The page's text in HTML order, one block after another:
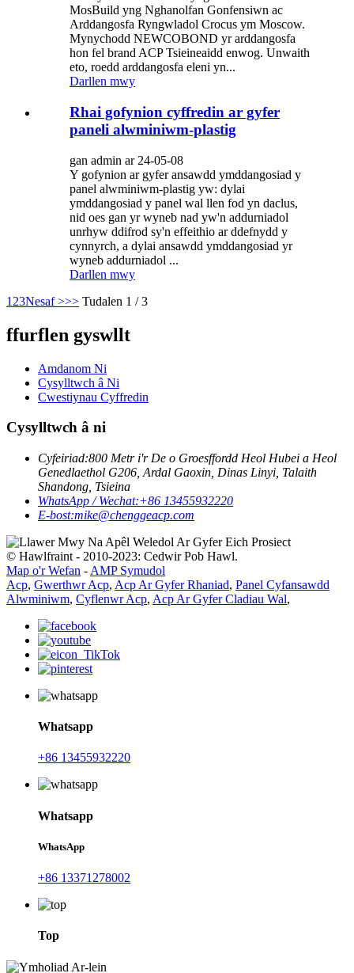
MosBuild yng Nghanolfan Gonfensiwn ac
Arddangosfa Ryngwladol Crocus ym Moscow.
Mynychodd NEWCOBOND yr arddangosfa
hon fel brand ACP Tsieineaidd enwog. Unwaith
eto, roedd arddangosfa eleni yn...
Darllen mwy
Rhai gofynion cyffredin ar gyfer
paneli alwminiwm-plastig
gan admin ar 24-05-08
Y gofynion ar gyfer ansawdd ymddangosiad y
panel alwminiwm-plastig yw: dylai
ymddangosiad y panel wal llen fod yn daclus,
nid oes gan yr wyneb nad yw'n addurniadol
unrhyw ddifrod sy'n effeithio ar ddefnydd y
cynnyrch, a dylai ansawdd ymddangosiad yr
wyneb addurniadol ...
Darllen mwy
1 23Nesaf >>> Tudalen 1 / 3
ffurflen gyswllt
Amdanom Ni
Cysylltwch â Ni
Cwestiynau Cyffredin
Cysylltwch â ni
Cyfeiriad:800 Metr i'r De o Groesffordd Heol Hubei a Heol
Genedlaethol G206, Ardal Gaoxin, Dinas Linyi, Talaith
Shandong, Tsieina
WhatsApp / Wechat:+86 13455932220
E-bost:mike@chenggeacp.com
© Hawlfraint - 2010-2023: Cedwir Pob Hawl.
Map o'r Wefan - AMP Symudol
Acp, Gwerthwr Acp, Acp Ar Gyfer Rhaniad, Panel Cyfansawdd
Alwminiwm, Cyflenwr Acp, Acp Ar Gyfer Cladiau Wal,
Whatsapp
+86 13455932220
Whatsapp
WhatsApp
+86 13371278002
Top